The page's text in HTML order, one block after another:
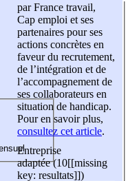
par France travail,
Cap emploi et ses
partenaires pour ses
actions concrètes en
faveur du recrutement,
de l’intégration et de
l’accompagnement de
ses collaborateurs en
situation de handicap.
Pour en savoir plus,
consultez cet article.
Entreprise
adaptée (10[[missing
key: resultats]])